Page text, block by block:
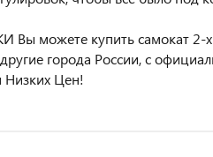
Вы можете купить самокат 2-
города России, с
Цен!